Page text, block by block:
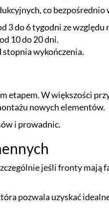
co bezpośrednio
3 do 6 tygodni ze
10 do 20 dni.
stopnia wykończenia.
W większości
nowych elementów.
i prowadnic.
jeśli fronty mają
pozwala uzyskać